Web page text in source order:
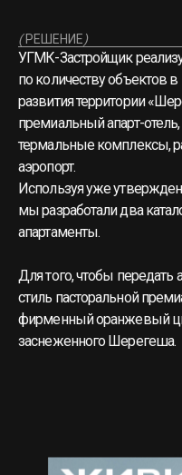
(РЕШЕНИЕ)
УГМК-Застройщик
по количеству объектов
развития территории
премиальный апарт-
термальные комплексы,
аэропорт.
Используя уже
мы разработали два
апартаменты.
Для того, чтобы передать
стиль пасторальной
фирменный оранжевый
заснеженного Шерегеша.